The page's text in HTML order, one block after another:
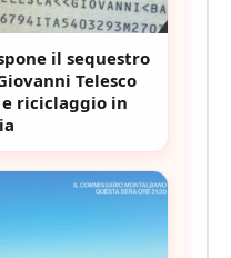
il sequestro
Telesco
riciclaggio in